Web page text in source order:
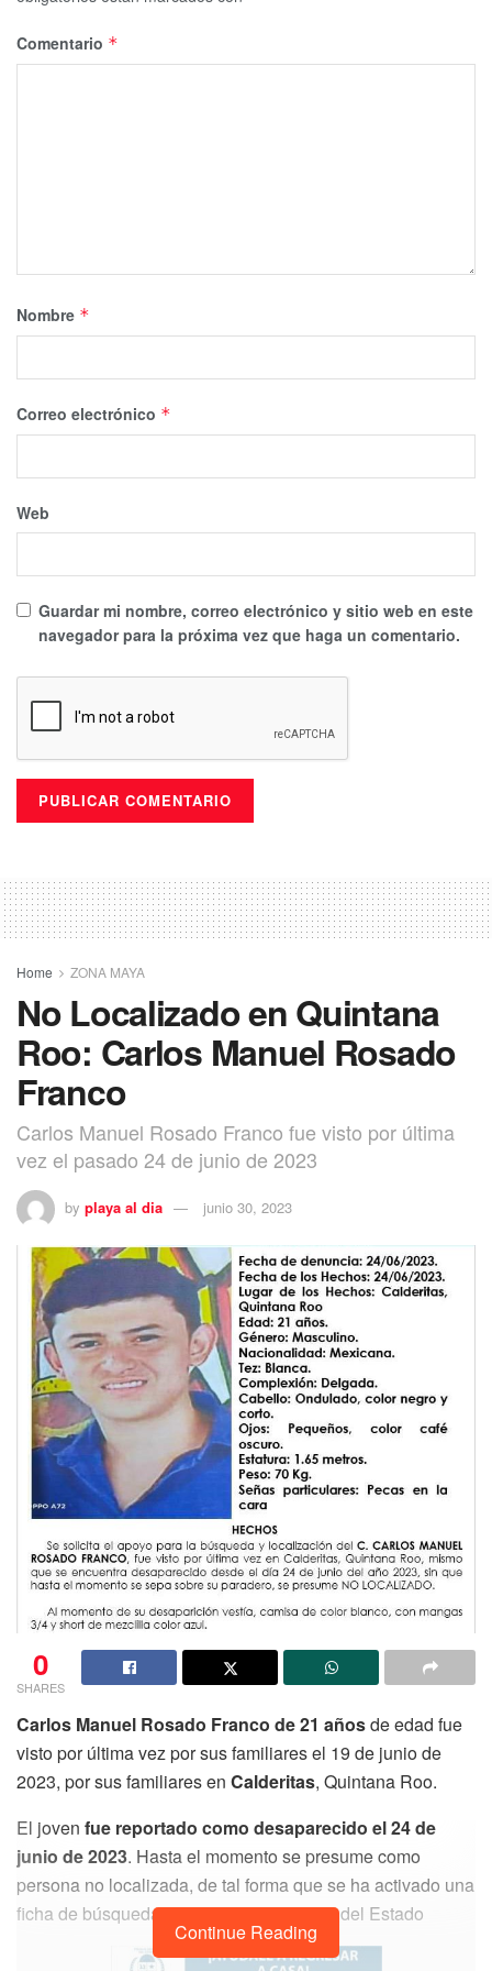
Comentario *
Nombre *
Correo electrónico *
Web
Guardar mi nombre, correo electrónico y sitio web en este
navegador para la próxima vez que haga un comentario.
Home ZONA MAYA
No Localizado en Quintana
Roo: Carlos Manuel Rosado
Franco
Carlos Manuel Rosado Franco fue visto por última
vez el pasado 24 de junio de 2023
by playa al dia junio 30, 2023
0
SHARES
Carlos Manuel Rosado Franco de 21 añosde edad fue
visto por última vez por sus familiares el 19 de junio de
2023, por sus familiares en Calderitas, Quintana Roo.
El joven fue reportado como desaparecido el 24 de
junio de 2023. Hasta el momento se presume como
persona no localizada, de tal forma que se ha activado una
ficha de búsqueda en la Fiscalía General del Estado
Continue Reading